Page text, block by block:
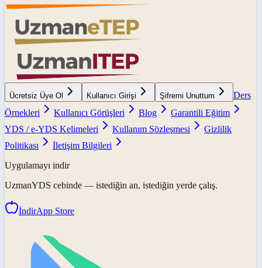
Ücretsiz Üye Ol Kullanıcı Girişi Şifremi Unuttum
Ders
Örnekleri
Kullanıcı Görüşleri Blog
Garantili Eğitim
YDS / e-YDS Kelimeleri
Kullanım Sözleşmesi
Gizlilik
Politikası
İletişim Bilgileri
Uygulamayı indir
UzmanYDS cebinde — istediğin an, istediğin yerde çalış.
İndirApp Store